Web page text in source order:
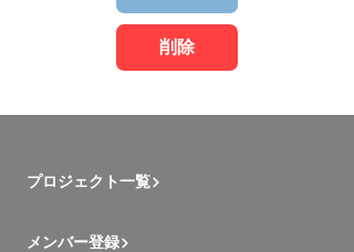
削除
プロジェクト一覧
メンバー登録